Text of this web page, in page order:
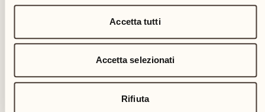
Accetta tutti
Accetta selezionati
Rifiuta
Castello del Sole Beach Resort & SPA